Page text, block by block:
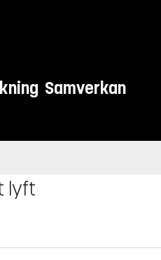
Samverkan
lyft